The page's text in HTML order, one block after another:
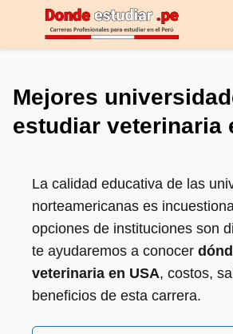
Mejores
estudiar veterinaria
La calidad educativa de las
norteamericanas es
opciones de instituciones son
te ayudaremos a conocer
veterinaria en USA, costos,
beneficios de esta carrera.